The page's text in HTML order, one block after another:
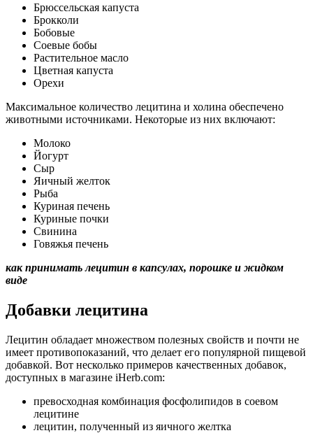
Брюссельская капуста
Брокколи
Бобовые
Соевые бобы
Растительное масло
Цветная капуста
Орехи
Максимальное количество лецитина и холина обеспечено
животными источниками. Некоторые из них включают:
Молоко
Йогурт
Сыр
Яичный желток
Рыба
Куриная печень
Куриные почки
Свинина
Говяжья печень
как принимать лецитин в капсулах, порошке и жидком
виде
Добавки лецитина
Лецитин обладает множеством полезных свойств и почти не
имеет противопоказаний, что делает его популярной пищевой
добавкой. Вот несколько примеров качественных добавок,
доступных в магазине iHerb.com:
превосходная комбинация фосфолипидов в соевом
лецитине
лецитин, полученный из яичного желтка